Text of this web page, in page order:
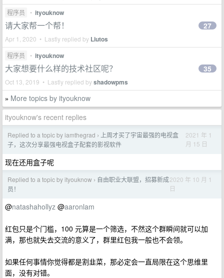
程序员 • ityouknow
请大家帮一个帮！
Apr 1, 2020 • Lastly replied by Liutos
27
程序员 • ityouknow
大家想要什么样的技术社区呢？
Oct 13, 2019 • Lastly replied byshadowpms
35
» More topics by ityouknow
ityouknow's recent replies
Replied to a topic by iamthegrad ›
上周才买了宇宙最强的电视盒
子，这次分享最强电视盒子配套的影视软件
2021 年 1
月 15 日
现在还用盒子呢
Replied to a topic by ityouknow › 自由职业大联盟，招募新成
员！
2020 年 10 月 1
日
@natashahollyz @aaronlam
红包只是个门槛，100 元算是一个筛选，不然这个群瞬间就可以加
满，那也就失去交流的意义了，群里红包我一般也不会领。
如果任何事情你觉得都是割韭菜，那必定会一直局限在这个思维里
面，没有对错。